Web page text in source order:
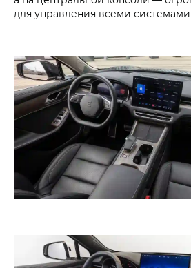
для управления всеми